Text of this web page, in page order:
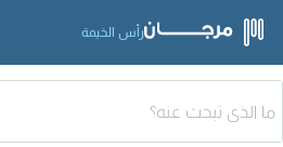
رأس الخيمة